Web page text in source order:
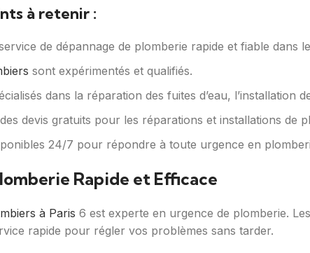
à retenir :
de dépannage de plomberie rapide et fiable dans
sont expérimentés et qualifiés.
dans la réparation des fuites d’eau, l’installation
devis gratuits pour les réparations et installations de
24/7 pour répondre à toute urgence en
Rapide et Efficace
à Paris 6 est experte en urgence de plomberie.
rapide pour régler vos problèmes sans tarder.